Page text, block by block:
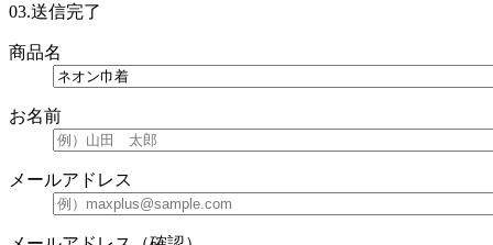
03.送信完了
商品名
お名前
メールアドレス